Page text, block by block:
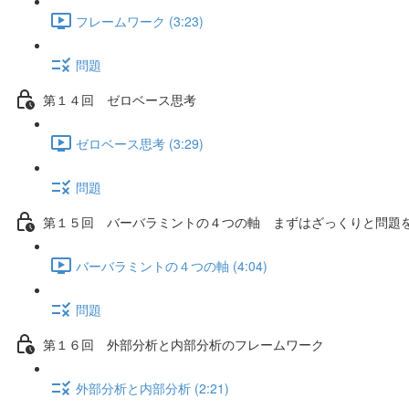
フレームワーク (3:23)
問題
第１４回 ゼロベース思考
ゼロベース思考 (3:29)
問題
第１５回 バーバラミントの４つの軸 まずはざっくりと問題
バーバラミントの４つの軸 (4:04)
問題
第１６回 外部分析と内部分析のフレームワーク
外部分析と内部分析 (2:21)